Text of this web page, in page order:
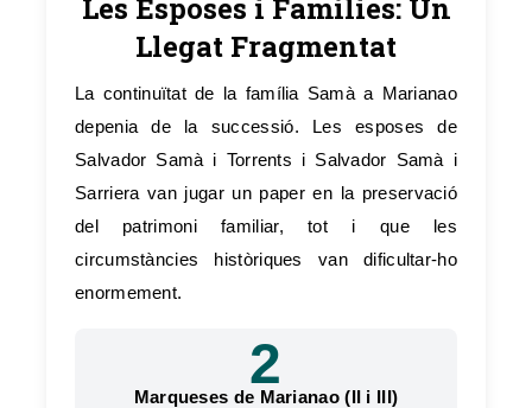
Les Esposes i Famílies: Un
Llegat Fragmentat
La continuïtat de la família Samà a Marianao
depenia de la successió. Les esposes de
Salvador Samà i Torrents i Salvador Samà i
Sarriera van jugar un paper en la preservació
del patrimoni familiar, tot i que les
circumstàncies històriques van dificultar-ho
enormement.
2
Marqueses de Marianao (II i III)